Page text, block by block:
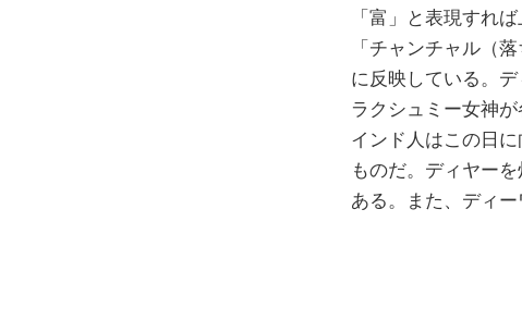
「富」と表現すれ
「チャンチャル（
に反映している。
ラクシュミー女神
インド人はこの日
ものだ。ディヤー
ある。また、ディ